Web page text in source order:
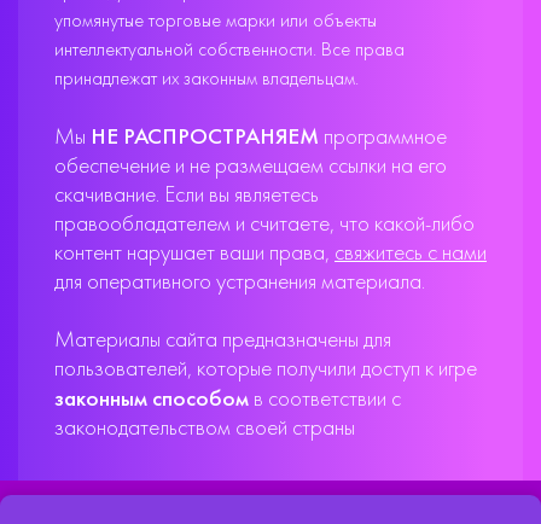
упомянутые торговые марки или объекты
интеллектуальной собственности. Все права
принадлежат их законным владельцам.
Мы НЕ РАСПРОСТРАНЯЕМ программное
обеспечение и не размещаем ссылки на его
скачивание. Если вы являетесь
правообладателем и считаете, что какой-либо
контент нарушает ваши права, свяжитесь с нами
для оперативного устранения материала.
Материалы сайта предназначены для
пользователей, которые получили доступ к игре
законным способом в соответствии с
законодательством своей страны